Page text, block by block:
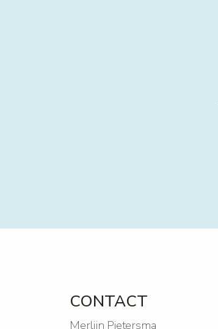
CONTACT
Merlijn Pietersma